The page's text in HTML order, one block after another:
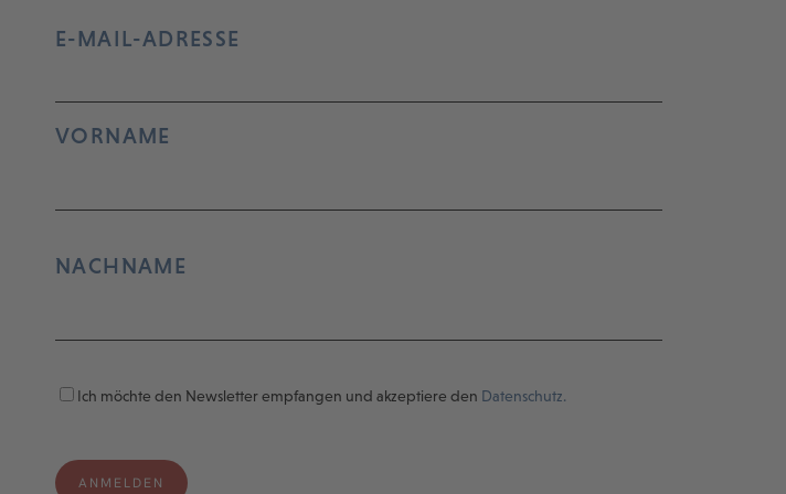
E-MAIL-ADRESSE
VORNAME
NACHNAME
Ich möchte den Newsletter empfangen und akzeptiere den Datenschutz.